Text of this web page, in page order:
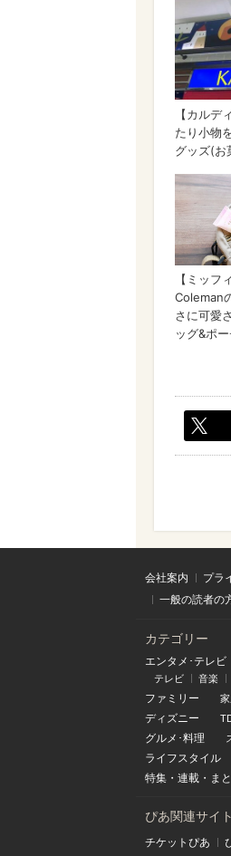
会社案内 プラ
一般の読者の
カテゴリー
エンタメ･テレビ
テレビ 音楽
ファミリー
ディズニー
グルメ･料理
ライフスタイル
特集 ・ 連載 ・ ま
ぴあ関連サイト
チケットぴあ